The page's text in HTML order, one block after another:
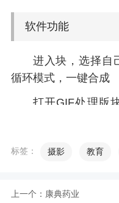
软件功能
进入块，选择自
循环模式，一键合成
打开GIF处理版
软件特色
标签： 摄影 教育
上一个： 康典药业